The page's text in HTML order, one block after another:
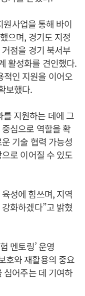
사업을 통해 바이
으며, 경기도 지정
점을 경기 북서부
활성화를 견인했다.
적인 지원을 이어오
보했다.
지원하는 데에 그
심으로 역할을 확
기술 협력 가능성
로 이어질 수 있도
성에 힘쓰며, 지역
화하겠다”고 밝혔
멘토링’ 운영
호와 재활용의 중요
심어주는 데 기여하